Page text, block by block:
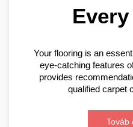
Your flooring is an
eye-catching features
provides
qualified carpet
Továb